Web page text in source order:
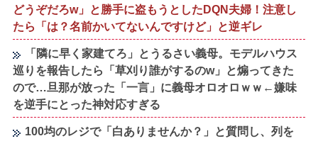
どうぞだろw」と勝手に盗もうとしたDQN夫婦！注意し
たら「は？名前かいてないんですけど」と逆ギレ
「隣に早く家建てろ」とうるさい義母。モデルハウス
巡りを報告したら「草刈り誰がするのw」と煽ってきた
ので…旦那が放った「一言」に義母オロオロｗｗ←嫌味
を逆手にとった神対応すぎる
100均のレジで「白ありませんか？」と質問し、列を